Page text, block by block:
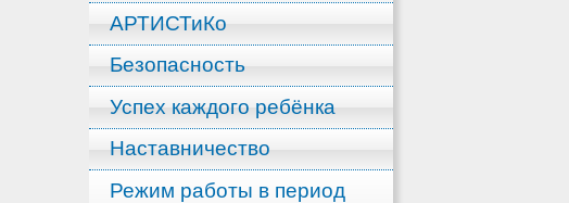
АРТИСТиКо
Безопасность
Успех каждого ребёнка
Наставничество
Режим работы в период